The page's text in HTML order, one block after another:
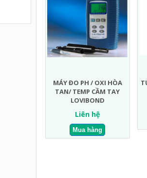
MÁY ĐO PH / OXI HÒA
TAN/ TEMP CẦM TAY
LOVIBOND
Liên hệ